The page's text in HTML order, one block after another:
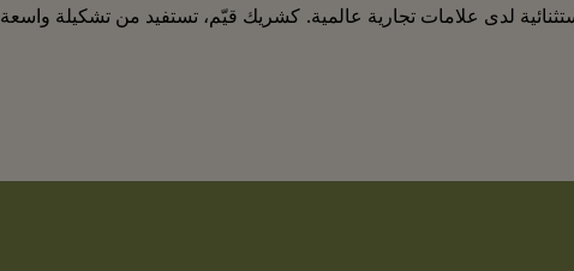
لدى علامات تجارية عالمية. كشريك قيّم، تستفيد من تشكيلة واسعة